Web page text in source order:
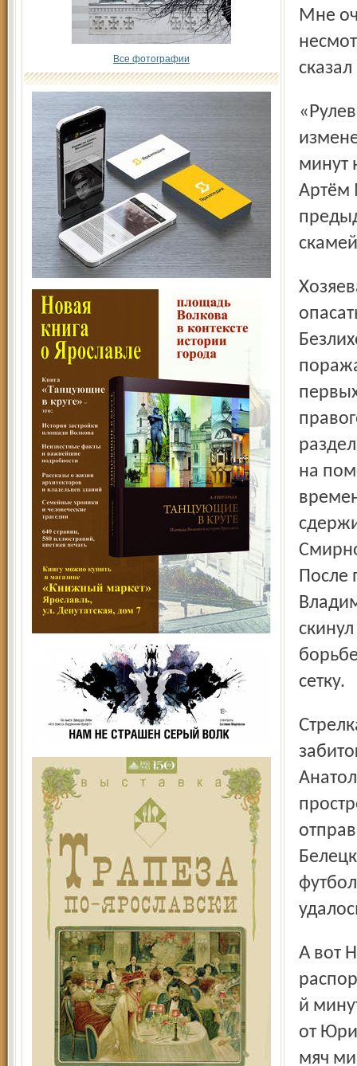
Все фотографии
Мне
«Рулевой» «Торпедо» Михаил Белов также внёс ряд
минут
Артём
Хозяевам поля в этом матче больше всего стоило
на
После
сетку.
Стрелка секундомера едва успела обойти круг после
А вот Никита Безлихотнов куда рациональнее
й
от
мяч